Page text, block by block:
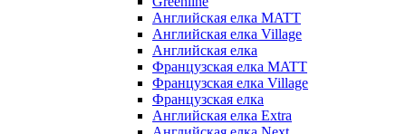
Английская елка MATT
Английская елка Village
Английская елка
Французская елка MATT
Французская елка Village
Французская елка
Английская елка Extra